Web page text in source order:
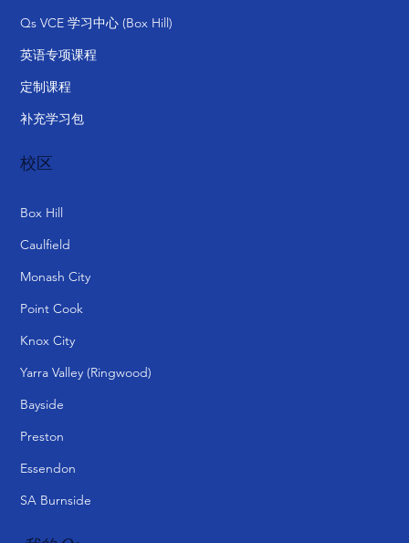
Qs VCE 学习中心 (Box Hill)
英语专项课程
定制课程
补充学习包
校区
Box Hill
Caulfield
Monash City
Point Cook
Knox City
Yarra Valley (Ringwood)
Bayside
Preston
Essendon
SA Burnside